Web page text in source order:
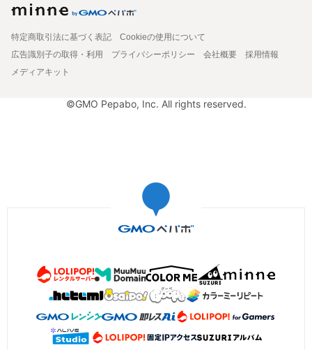
特定商取引法に基づく表記
Cookieの使用について
広告識別子の取得・利用
プライバシーポリシー 会社概要
採用情報
メディアキット
©GMO Pepabo, Inc. All rights reserved.